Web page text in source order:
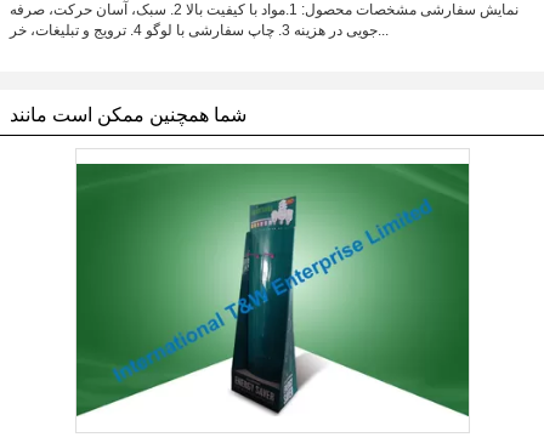
نمایش سفارشی مشخصات محصول: 1.مواد با کیفیت بالا 2. سبک، آسان حرکت، صرفه
جویی در هزینه 3. چاپ سفارشی با لوگو 4. ترویج و تبلیغات، خر...
شما همچنین ممکن است مانند